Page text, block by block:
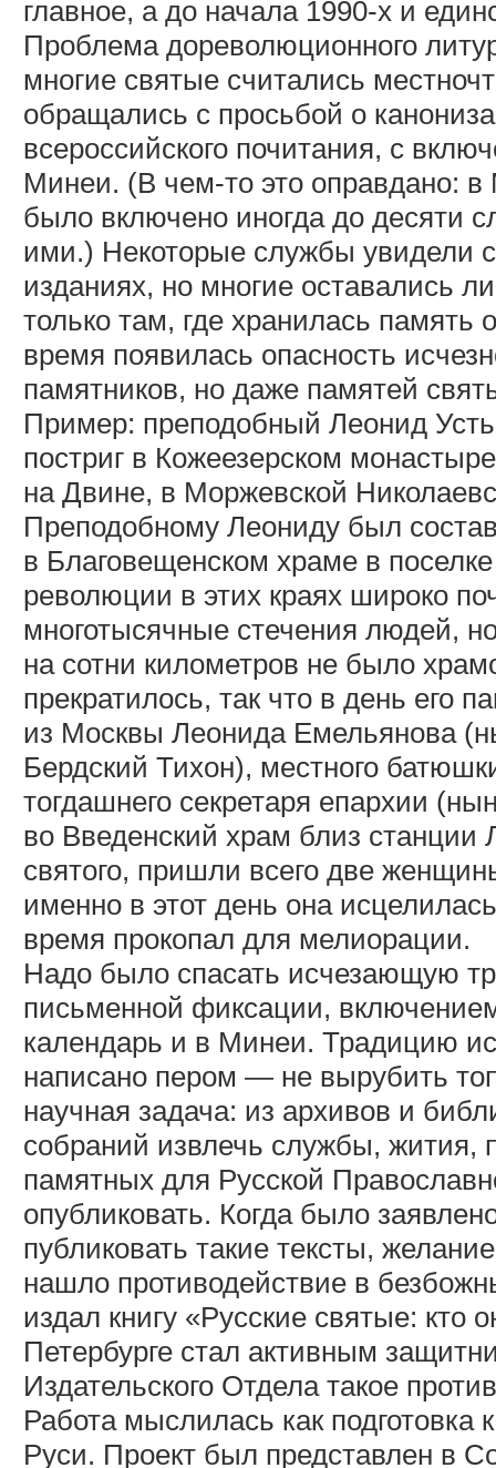
главное, а до начала 1990-х и
Проблема дореволюционного
многие святые считались
обращались с просьбой о
всероссийского почитания, с
Минеи. (В чем-то это оправдано: в
было включено иногда до десяти
ими.) Некоторые службы увидели
изданиях, но многие оставались
только там, где хранилась память
время появилась опасность
памятников, но даже памятей
Пример: преподобный Леонид
постриг в Кожеезерском
на Двине, в Моржевской
Преподобному Леониду был
в Благовещенском храме в
революции в этих краях широко
многотысячные стечения людей,
на сотни километров не было
прекратилось, так что в день его
из Москвы Леонида Емельянова
Бердский Тихон), местного
тогдашнего секретаря епархии
во Введенский храм близ станции
святого, пришли всего две
именно в этот день она
время прокопал для мелиорации.
Надо было спасать исчезающую
письменной фиксации,
календарь и в Минеи. Традицию
написано пером — не вырубить
научная задача: из архивов и
собраний извлечь службы, жития,
памятных для Русской
опубликовать. Когда было
публиковать такие тексты,
нашло противодействие в
издал книгу «Русские святые: кто
Петербурге стал активным
Издательского Отдела такое
Работа мыслилась как
Руси. Проект был представлен в